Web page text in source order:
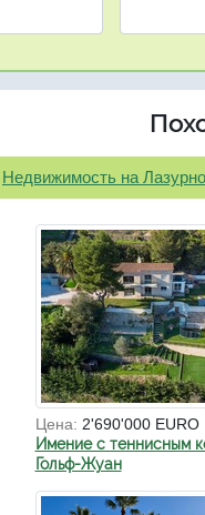
Недвижимость на
Цена: 2'690'000 EURO
Имение с теннисным
Гольф-Жуан